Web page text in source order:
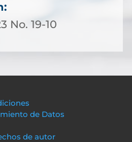
No. 19-10
de Datos
de autor